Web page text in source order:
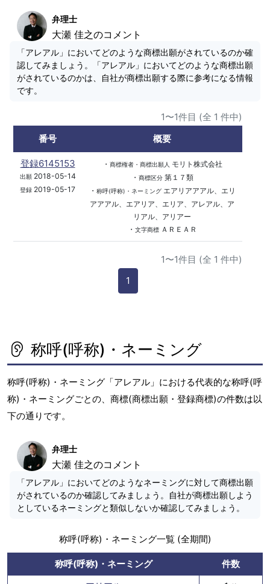
弁理士
大瀬 佳之のコメント
「アレアル」においてどのような商標出願がされているのか確
認してみましょう。「アレアル」においてどのような商標出願
がされているのかは、自社が商標出願する際に参考になる情報
です。
1〜1件目 (全 1 件中)
番号
概要
登録6145153
出願2018-05-14
登録 2019-05-17
・ 商標権者・商標出願人
モリト株式会社
・ 商標区分第１７類
・ 称呼(呼称)・ネーミングエアリアアアル、エリ
アアアル、エアリア、エリア、アレアル、ア
リアル、アリアー
・ 文字商標ＡＲＥＡＲ
1〜1件目 (全 1 件中)
1
称呼(呼称)・ネーミング
称呼(呼称)・ネーミング「アレアル」における代表的な称呼(呼
称)・ネーミングごとの、商標(商標出願・登録商標)の件数は以
下の通りです。
弁理士
大瀬 佳之のコメント
「アレアル」においてどのようなネーミングに対して商標出願
がされているのか確認してみましょう。自社が商標出願しよう
としているネーミングと類似しないか確認してみましょう。
称呼(呼称)・ネーミング一覧 (全期間)
称呼(呼称)・ネーミング
件数